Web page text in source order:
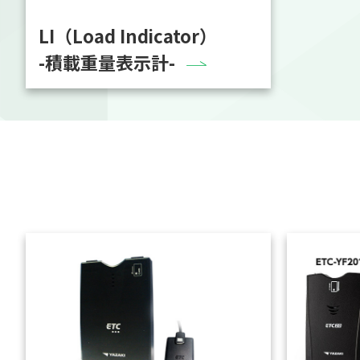
LI（Load Indicator）
-積載重量表示計-